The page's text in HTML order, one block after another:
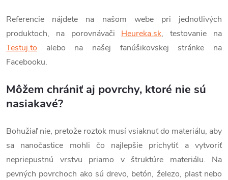
Referencie nájdete na našom webe pri jednotlivých
produktoch, na porovnávači Heureka.sk, testovanie na
Testuj.to alebo na našej fanúšikovskej stránke na
Facebooku.
Môžem chrániť aj povrchy, ktoré nie sú
nasiakavé?
Bohužiaľ nie, pretože roztok musí vsiaknuť do materiálu, aby
sa nanočastice mohli čo najlepšie prichytiť a vytvoriť
nepriepustnú vrstvu priamo v štruktúre materiálu. Na
pevných povrchoch ako sú drevo, betón, železo, plast nebo